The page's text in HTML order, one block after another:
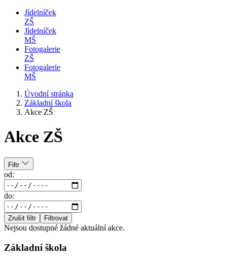
Jídelníček
ZŠ
Jídelníček
MŠ
Fotogalerie
ZŠ
Fotogalerie
MŠ
Úvodní stránka
Základní škola
Akce ZŠ
Akce ZŠ
Filtr
od:
do:
Zrušit filtr Filtrovat
Nejsou dostupné žádné aktuální akce.
Základní škola